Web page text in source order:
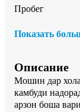
Пробег
Показать
Описание
Мошин дар
камбуди
арзон боша